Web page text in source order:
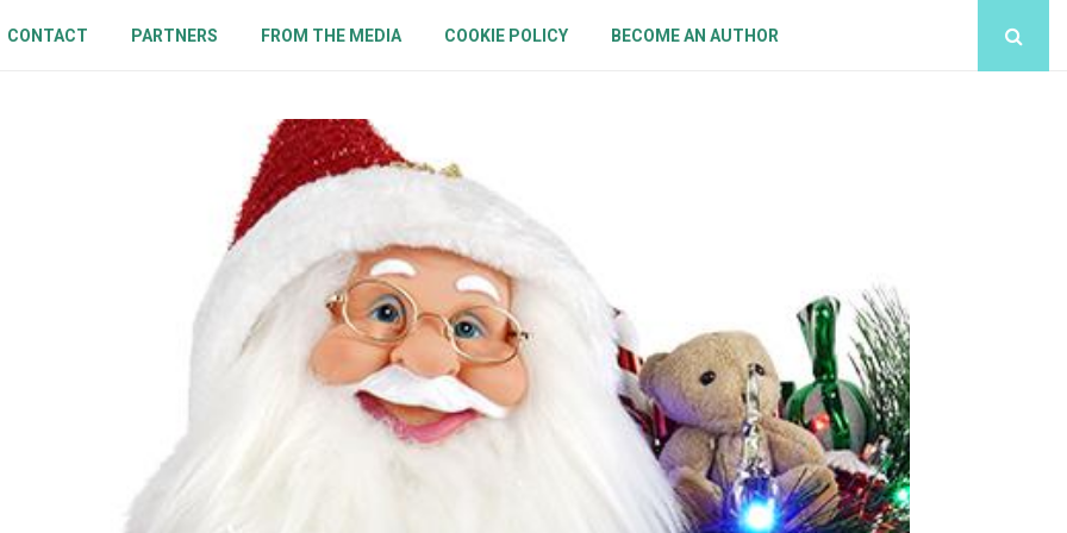
CONTACT PARTNERS FROM THE MEDIA COOKIE POLICY BECOME AN AUTHOR